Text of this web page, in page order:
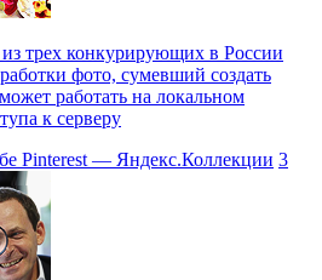
трех конкурирующих в России
фото, сумевший создать
работать на локальном
к серверу
Pinterest — Яндекс.Коллекции 3